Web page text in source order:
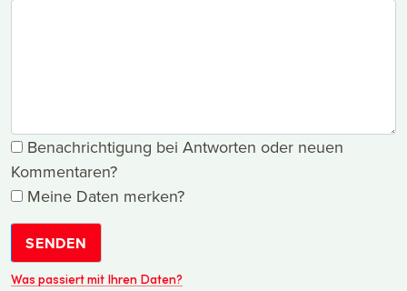
Benachrichtigung bei Antworten oder neuen
Kommentaren?
Meine Daten merken?
SENDEN
Was passiert mit Ihren Daten?